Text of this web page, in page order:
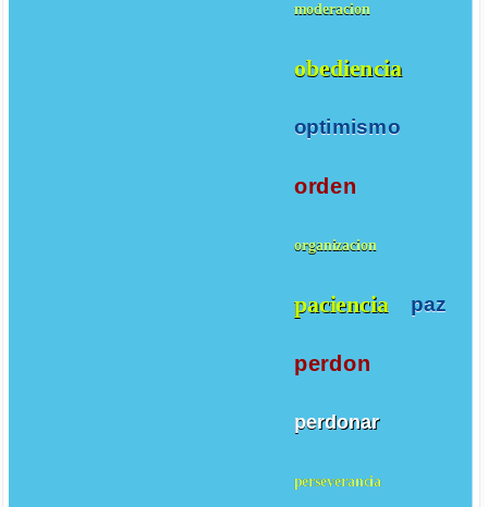
moderacion
obediencia
optimismo
orden
organizacion
paciencia paz
perdon
perdonar
perseverancia